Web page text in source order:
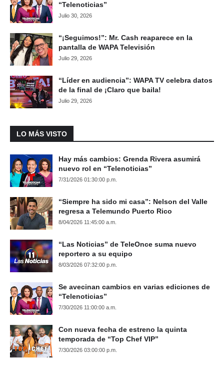
“Telenoticias”
Julio 30, 2026
“¡Seguimos!”: Mr. Cash reaparece en la
pantalla de WAPA Televisión
Julio 29, 2026
“Líder en audiencia”: WAPA TV celebra datos
de la final de ¡Claro que baila!
Julio 29, 2026
LO MÁS VISTO
Hay más cambios: Grenda Rivera asumirá
nuevo rol en “Telenoticias”
7/31/2026 01:30:00 p.m.
“Siempre ha sido mi casa”: Nelson del Valle
regresa a Telemundo Puerto Rico
8/04/2026 11:45:00 a.m.
“Las Noticias” de TeleOnce suma nuevo
reportero a su equipo
8/03/2026 07:32:00 p.m.
Se avecinan cambios en varias ediciones de
“Telenoticias”
7/30/2026 11:00:00 a.m.
Con nueva fecha de estreno la quinta
temporada de “Top Chef VIP”
7/30/2026 03:00:00 p.m.